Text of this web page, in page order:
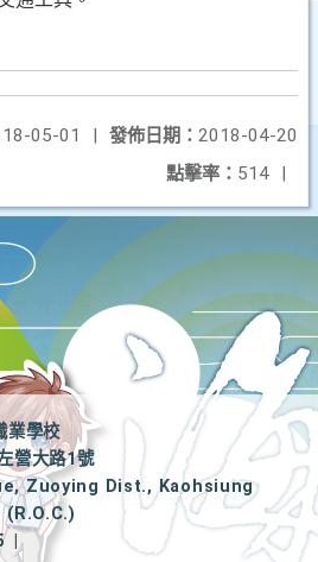
發佈日期： 2018-04-20
05-01
|
點擊率： 514 |
業學校
營大路1號
Zuoying Dist., Kaohsiung
|